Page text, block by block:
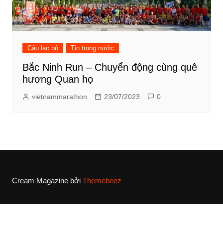
Câu lạc bộ Tin trong nước
Bắc Ninh Run – Chuyển động cùng quê
hương Quan họ
vietnammarathon 23/07/2023 0
Cream Magazine bởi Themebeez